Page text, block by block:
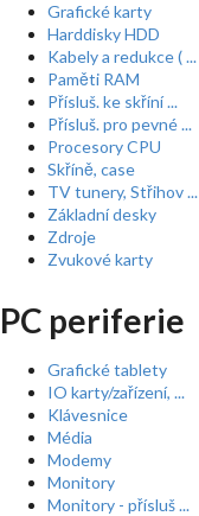
Grafické karty
Harddisky HDD
Kabely a redukce ( ...
Paměti RAM
Přísluš. ke skříní ...
Přísluš. pro pevné ...
Procesory CPU
Skříně, case
TV tunery, Střihov ...
Základní desky
Zdroje
Zvukové karty
PC periferie
Grafické tablety
IO karty/zařízení, ...
Klávesnice
Média
Modemy
Monitory
Monitory - přísluš ...